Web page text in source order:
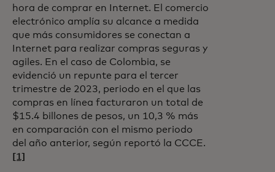
hora de comprar en Internet. El comercio
electrónico amplía su alcance a medida
que más consumidores se conectan a
Internet para realizar compras seguras y
agiles. En el caso de Colombia, se
evidenció un repunte para el tercer
trimestre de 2023, periodo en el que las
compras en línea facturaron un total de
$15.4 billones de pesos, un 10,3 % más
en comparación con el mismo periodo
del año anterior, según reportó la CCCE.
[1]